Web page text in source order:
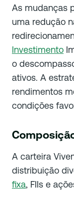
As mudanças
uma redução
Investimento
o
ativos. A
rendimentos
condições
A carteira
distribuição
fixa, FIIs e